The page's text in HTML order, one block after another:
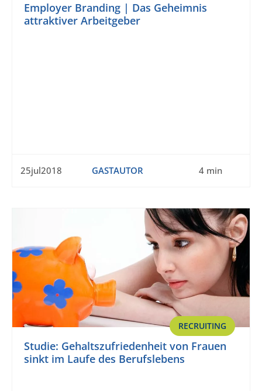
Employer Branding | Das Geheimnis
attraktiver Arbeitgeber
25jul2018 GASTAUTOR 4 min
RECRUITING
Studie: Gehaltszufriedenheit von Frauen
sinkt im Laufe des Berufslebens